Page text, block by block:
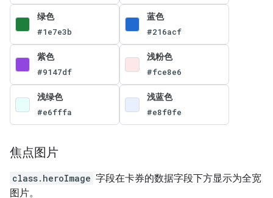
绿色
#1e7e3b
蓝色
#216acf
紫色
#9147df
浅粉色
#fce8e6
浅绿色
#e6fffa
浅蓝色
#e8f0fe
焦点图片
class.heroImage 字段在卡券的数据字段下方显示为全宽
图片。